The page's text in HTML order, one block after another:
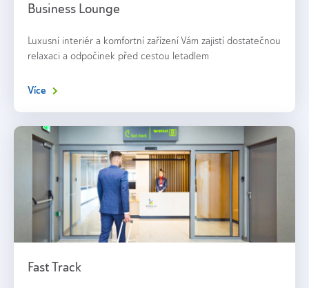
Business Lounge
Luxusní interiér a komfortní zařízení Vám zajistí dostatečnou
relaxaci a odpočinek před cestou letadlem
Více
Fast Track